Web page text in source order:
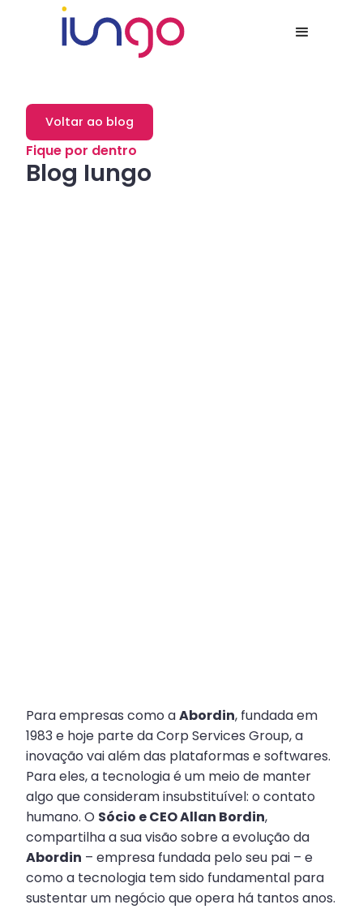
Fique por dentro
Blog Iungo
Voltar ao blog
Para empresas como aAbordin, fundada em
1983 e hoje parte da Corp Services Group, a
inovação vai além das plataformas e softwares.
Para eles, a tecnologia é um meio de manter
algo que consideram insubstituível: o contato
humano. O Sócio e CEO Allan Bordin,
compartilha a sua visão sobre a evolução da
Abordin – empresa fundada pelo seu pai – e
como a tecnologia tem sido fundamental para
sustentar um negócio que opera há tantos anos.